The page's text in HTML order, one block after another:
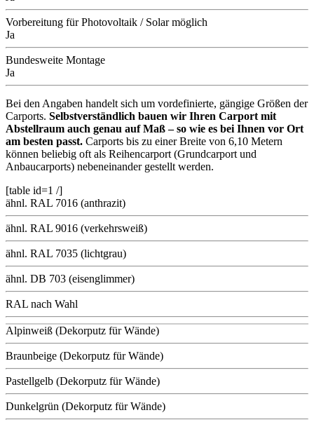
Vorbereitung für Photovoltaik / Solar möglich
Ja
Bundesweite Montage
Ja
Bei den Angaben handelt sich um vordefinierte, gängige Größen der
Carports. Selbstverständlich bauen wir Ihren Carport mit
Abstellraum auch genau auf Maß – so wie es bei Ihnen vor Ort
am besten passt. Carports bis zu einer Breite von 6,10 Metern
können beliebig oft als Reihencarport (Grundcarport und
Anbaucarports) nebeneinander gestellt werden.
[table id=1 /]
ähnl. RAL 7016 (anthrazit)
ähnl. RAL 9016 (verkehrsweiß)
ähnl. RAL 7035 (lichtgrau)
ähnl. DB 703 (eisenglimmer)
RAL nach Wahl
Alpinweiß (Dekorputz für Wände)
Braunbeige (Dekorputz für Wände)
Pastellgelb (Dekorputz für Wände)
Dunkelgrün (Dekorputz für Wände)